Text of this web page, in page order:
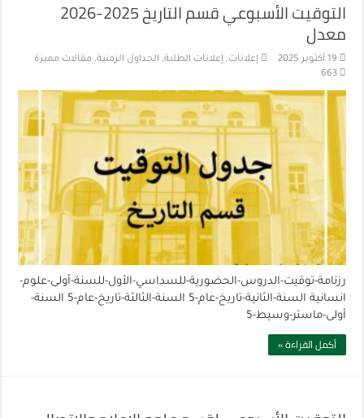
التوقيت الأسبوعي قسم التاريخ 2025-2026
معدل
19 أكتوبر 2025 إعلانات, إعلانات الطلبة, الجداول الزمنية, مقالات مميزة
663
رزنامة-توقيت-الدروس-الحضورية-للسداسي-الأول-للسنة-أولى-علوم-
انسانية السنة-الثانية-تاريخ-عام-5 السنة-الثالثة-تاريخ-عام-5 السنة-
أولى-ماستر-وسيط-5
أكمل القراءة »